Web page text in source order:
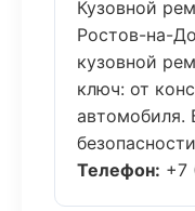
Кузовной
Ростов-на-
кузовной
ключ: от
автомобиля.
Телефон: +7